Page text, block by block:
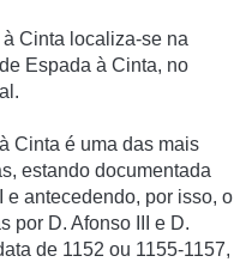
Cinta localiza-se na
Espada à Cinta, no
Cinta é uma das mais
estando documentada
antecedendo, por isso, o
por D. Afonso III e D.
de 1152 ou 1155-1157,